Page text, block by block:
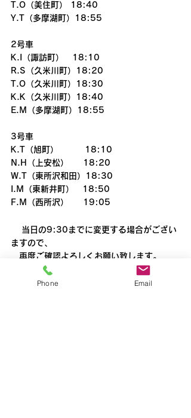
T.O（美住町） 18:40
Y.T（多摩湖町）18:55
2号車
K.I（諏訪町）　18:10
R.S（久米川町）18:20
T.O（久米川町）18:30
K.K（久米川町）18:40
E.M（多摩湖町）18:55
3号車
K.T（旭町）     　 18:10
N.H（上安松） 　 18:20
W.T（東所沢和田）18:30
I.M（東新井町）　18:50
F.M（西所沢）  　19:05
当日の9:30までに変更する場合がござい
ますので、
再度ご確認よろしくお願い致します。
※道路状況により到着時刻が多少前後する可
能性があります。
Phone Email